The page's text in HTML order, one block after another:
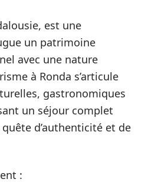
est une
un patrimoine
avec une nature
à Ronda s’articule
gastronomiques
un séjour complet
d’authenticité et de
: